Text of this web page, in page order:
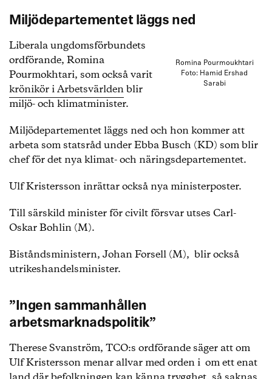
Miljödepartementet läggs ned
Romina Pourmoukhtari
Foto: Hamid Ershad
Sarabi
Liberala ungdomsförbundets
ordförande, Romina
Pourmokhtari, som också varit
krönikör i Arbetsvärldenblir
miljö- och klimatminister.
Miljödepartementet läggs ned och hon kommer att
arbeta som statsråd under Ebba Busch (KD) som blir
chef för det nya klimat- och näringsdepartementet.
Ulf Kristersson inrättar också nya ministerposter.
Till särskild minister för civilt försvar utses Carl-
Oskar Bohlin (M).
Biståndsministern, Johan Forsell (M), blir också
utrikeshandelsminister.
”Ingen sammanhållen
arbetsmarknadspolitik”
Therese Svanström, TCO:s ordförande säger att om
Ulf Kristersson menar allvar med orden i om ett enat